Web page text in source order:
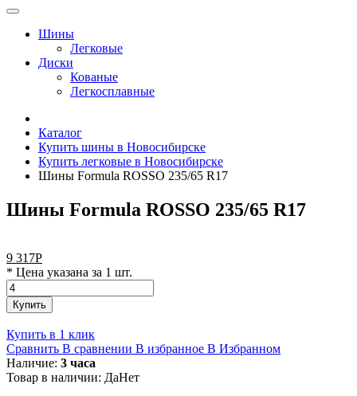
Шины
Легковые
Диски
Кованые
Легкосплавные
Каталог
Купить шины в Новосибирске
Купить легковые в Новосибирске
Шины Formula ROSSO 235/65 R17
Шины Formula ROSSO 235/65 R17
9 317Р
* Цена указана за 1 шт.
Купить
Купить в 1 клик
Сравнить В сравнении В избранное В Избранном
Наличие: 3 часа
Товар в наличии: ДаНет